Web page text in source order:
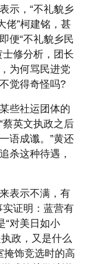
示，“不礼貌乡
佬”柯建铭，甚
便“不礼貌乡民
士修分析，团长
为何骂民进党
觉得奇怪吗?
些社运团体的
蔡英文执政之后
语成谶。”黄还
杀这种待遇，
表示不满，有
实证明：蓝营有
“对美日如小
执政，又是什么
掩饰竞选时的高